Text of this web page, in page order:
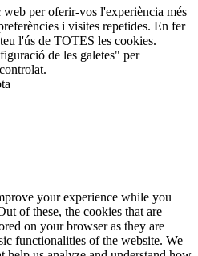
per oferir-vos l'experiència més
i visites repetides. En fer
l'ús de TOTES les cookies.
de les galetes" per
your experience while you
of these, the cookies that are
on your browser as they are
functionalities of the website. We